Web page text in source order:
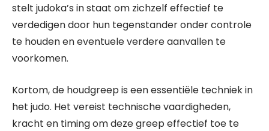
stelt judoka’s in staat om zichzelf effectief te
verdedigen door hun tegenstander onder controle
te houden en eventuele verdere aanvallen te
voorkomen.
Kortom, de houdgreep is een essentiële techniek in
het judo. Het vereist technische vaardigheden,
kracht en timing om deze greep effectief toe te